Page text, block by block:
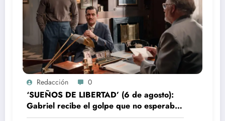
Redacción 0
‘SUEÑOS DE LIBERTAD’ (6 de agosto):
Gabriel recibe el golpe que no esperaba
en la fábrica